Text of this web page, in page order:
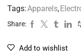
Tags:Apparels,
Share:
Add to wishlist